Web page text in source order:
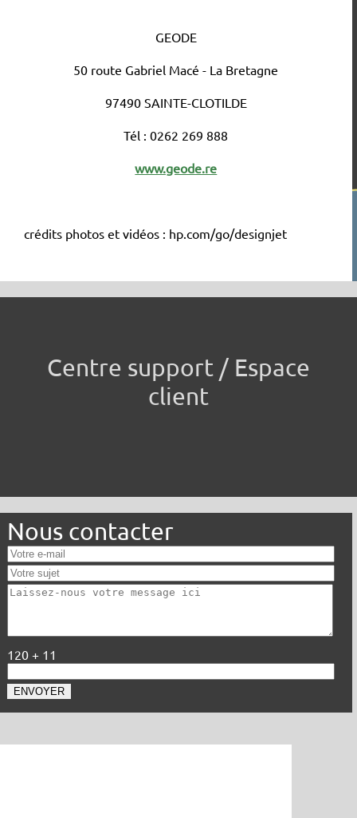
GEODE
50 route Gabriel Macé - La Bretagne
97490 SAINTE-CLOTILDE
Tél : 0262 269 888
www.geode.re
crédits photos et vidéos : hp.com/go/designjet
Centre support / Espace
client
Nous contacter
120 + 11